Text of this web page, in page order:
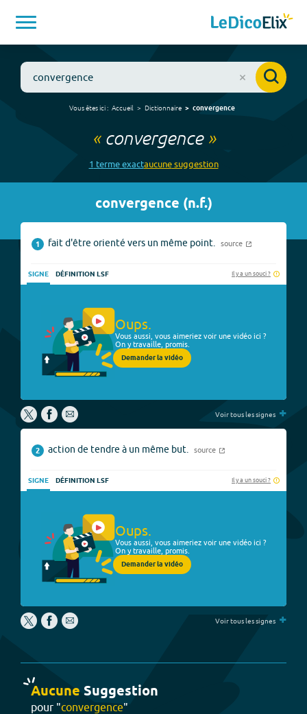
Vous êtes ici : Accueil Dictionnaire convergence
« convergence»
1 termeexactaucunesuggestion
convergence (n.f.)
1 fait d'être orienté vers un même point. source
SIGNE DÉFINITION LSF Il y a un souci ?
Oups.
Vous aussi, vous aimeriez voir une vidéo ici ?
On y travaille, promis.
Demander la vidéo
Voir tous les signes +
2 action de tendre à un même but. source
SIGNE DÉFINITION LSF Il y a un souci ?
Oups.
Vous aussi, vous aimeriez voir une vidéo ici ?
On y travaille, promis.
Demander la vidéo
Voir tous les signes +
Aucune Suggestion
pour "convergence"